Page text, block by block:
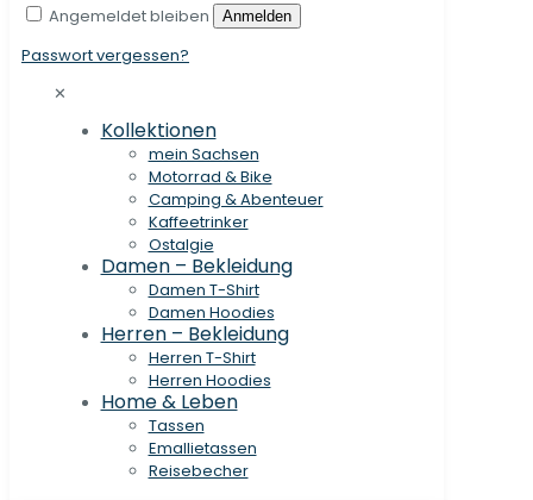
Angemeldet bleiben
Anmelden
Passwort vergessen?
✕
Kollektionen
mein Sachsen
Motorrad & Bike
Camping & Abenteuer
Kaffeetrinker
Ostalgie
Damen – Bekleidung
Damen T-Shirt
Damen Hoodies
Herren – Bekleidung
Herren T-Shirt
Herren Hoodies
Home & Leben
Tassen
Emallietassen
Reisebecher